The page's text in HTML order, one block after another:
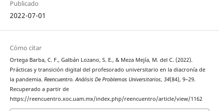
Publicado
2022-07-01
Cómo citar
Ortega Barba, C. F., Galbán Lozano, S. E., & Meza Mejía, M. del C. (2022).
Prácticas y transición digital del profesorado universitario en la diacronía de
la pandemia. Reencuentro. Análisis De Problemas Universitarios, 34(84), 9–29.
Recuperado a partir de
https://reencuentro.xoc.uam.mx/index.php/reencuentro/article/view/1162